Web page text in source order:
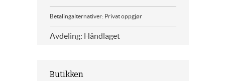
Betalingalternativer: Privat oppgjør
Avdeling: Håndlaget
Butikken